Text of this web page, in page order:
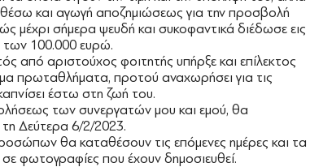
και αγωγή αποζημιώσεως για την προσβολή
μέχρι σήμερα ψευδή και συκοφαντικά διέδωσε εις
των 100.000 ευρώ.
από αριστούχος φοιτητής υπήρξε και επίλεκτος
πρωταθλήματα, προτού αναχωρήσει για τις
έστω στη ζωή του.
των συνεργατών μου και εμού, θα
Δεύτερα 6/2/2023.
θα καταθέσουν τις επόμενες ημέρες και τα
φωτογραφίες που έχουν δημοσιευθεί.